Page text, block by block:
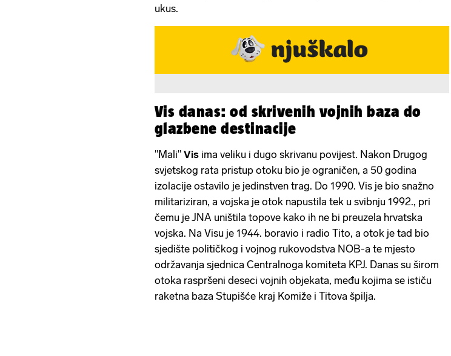
ukus.
Vis danas: od skrivenih vojnih baza do
glazbene destinacije
"Mali" Vis ima veliku i dugo skrivanu povijest. Nakon Drugog
svjetskog rata pristup otoku bio je ograničen, a 50 godina
izolacije ostavilo je jedinstven trag. Do 1990. Vis je bio snažno
militariziran, a vojska je otok napustila tek u svibnju 1992., pri
čemu je JNA uništila topove kako ih ne bi preuzela hrvatska
vojska. Na Visu je 1944. boravio i radio Tito, a otok je tad bio
sjedište političkog i vojnog rukovodstva NOB-a te mjesto
održavanja sjednica Centralnoga komiteta KPJ. Danas su širom
otoka raspršeni deseci vojnih objekata, među kojima se ističu
raketna baza Stupišće kraj Komiže i Titova špilja.